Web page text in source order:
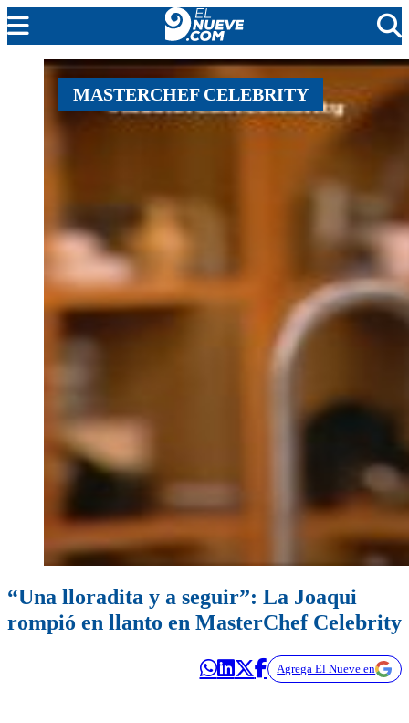
MENDOZA
CADA DÍA
PROGRAMACIÓN
MASTERCHEF CELEBRITY
“Una lloradita y a seguir”: La Joaqui
rompió en llanto en MasterChef Celebrity
Agrega El Nueve en